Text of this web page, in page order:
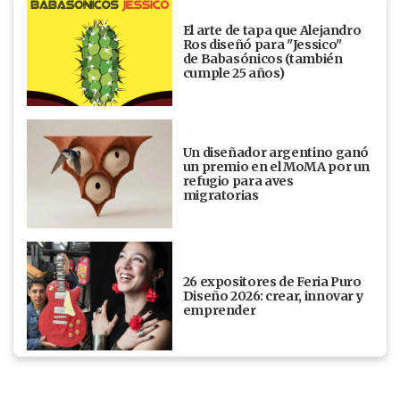
El arte de tapa que Alejandro
Ros diseñó para "Jessico"
de Babasónicos (también
cumple 25 años)
Un diseñador argentino ganó
un premio en el MoMA por un
refugio para aves
migratorias
26 expositores de Feria Puro
Diseño 2026: crear, innovar y
emprender